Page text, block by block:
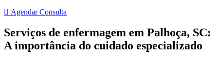
Agendar Consulta
Serviços de enfermagem em Palhoça, SC:
A importância do cuidado especializado